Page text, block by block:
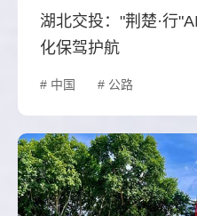
湖北交投："荆楚·行
化保驾护航
# 中国 # 公路